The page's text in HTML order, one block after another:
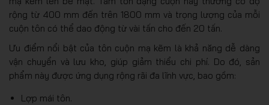
rộng từ 400 mm đến trên 1800 mm và trọng lượng của mỗi
cuộn tôn có thể dao động từ vài tấn cho đến 20 tấn.
Ưu điểm nổi bật của tôn cuộn mạ kẽm là khả năng dễ dàng
vận chuyển và lưu kho, giúp giảm thiểu chi phí. Do đó, sản
phẩm này được ứng dụng rộng rãi đa lĩnh vực, bao gồm:
Lợp mái tôn.